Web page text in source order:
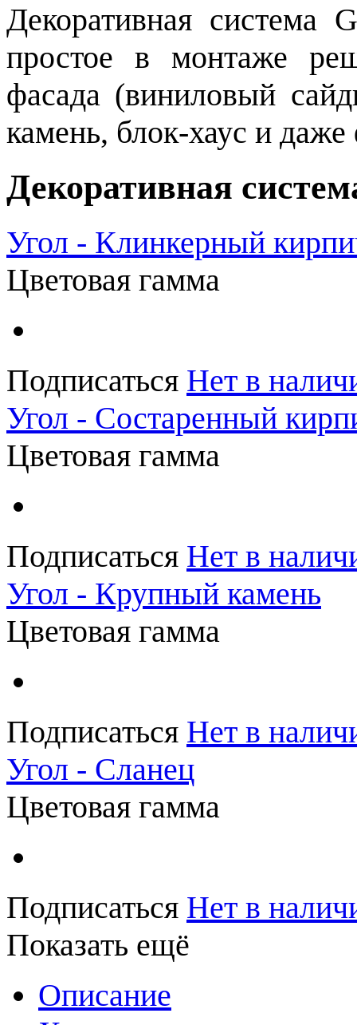
Декоративная система
простое в монтаже
фасада (виниловый
камень, блок-хаус и
Декоративная
Угол - Клинкерный
Цветовая гамма
Подписаться Нет в
Угол - Состаренный
Цветовая гамма
Подписаться Нет в
Угол - Крупный камень
Цветовая гамма
Подписаться Нет в
Угол - Сланец
Цветовая гамма
Подписаться Нет в
Показать ещё
Описание